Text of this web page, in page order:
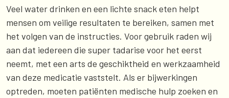
Veel water drinken en een lichte snack eten helpt
mensen om veilige resultaten te bereiken, samen met
het volgen van de instructies. Voor gebruik raden wij
aan dat iedereen die super tadarise voor het eerst
neemt, met een arts de geschiktheid en werkzaamheid
van deze medicatie vaststelt. Als er bijwerkingen
optreden, moeten patiënten medische hulp zoeken en